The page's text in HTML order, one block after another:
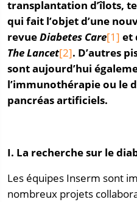
transplantation d’îlots,
qui fait l’objet d’une
revueDiabetes Care[1] et
The Lancet[2]. D’autres
sont aujourd’hui
l’immunothérapie ou le
pancréas artificiels.
I. La recherche sur le
Les équipes Inserm sont
nombreux projets